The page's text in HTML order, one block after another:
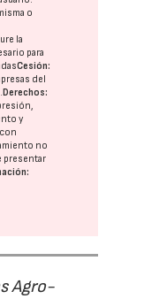
o
la
para
Cesión:
del
Derechos:
y
no
presentar
Agro-